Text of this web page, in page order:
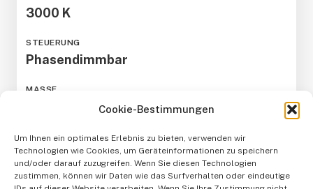
Cookie-Bestimmungen
Um Ihnen ein optimales Erlebnis zu bieten, verwenden wir
Technologien wie Cookies, um Geräteinformationen zu speichern
und/oder darauf zuzugreifen. Wenn Sie diesen Technologien
zustimmen, können wir Daten wie das Surfverhalten oder eindeutige
3000 K
STEUERUNG
Phasendimmbar
MASSE
IP SCHUTZ
IP20